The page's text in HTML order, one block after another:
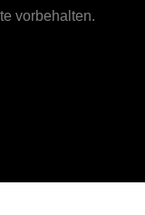
vorbehalten.